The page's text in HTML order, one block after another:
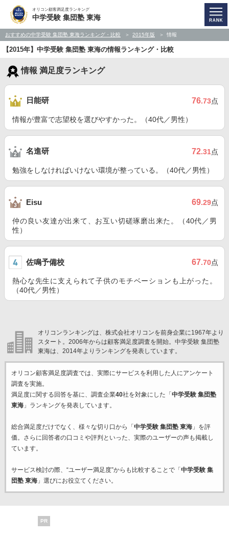
オリコン顧客満足度ランキング
中学受験 集団塾 東海
おすすめの中学受験 集団塾 東海ランキング・比較 2015年版 情報
【2015年】中学受験 集団塾 東海の情報ランキング・比較
情報 満足度ランキング
日能研 76.73点
情報が豊富で志望校を選びやすかった。（40代／男性）
名進研 72.31点
勉強をしなければいけない環境が整っている。（40代／男性）
Eisu 69.29点
仲の良い友達が出来て、お互い切磋琢磨出来た。（40代／男
性）
佐鳴予備校 67.70点
熱心な先生に支えられて子供のモチベーションも上がった。
（40代／男性）
オリコンランキングは、株式会社オリコンを前身企業に1967年より
スタート。2006年からは顧客満足度調査を開始。中学受験 集団塾
東海は、2014年よりランキングを発表しています。
オリコン顧客満足度調査では、実際にサービスを利用した 人にアンケート
調査を実施。
満足度に関する回答を基に、調査企業40社を対象にした「 中学受験 集団塾
東海」ランキングを発表しています。
総合満足度だけでなく、様々な切り口から「 中学受験 集団塾 東海」を評
価。さらに回答者の口コミや評判といった、実際のユーザーの声も掲載し
ています。
サービス検討の際、“ユーザー満足度”からも比較することで「 中学受験 集
団塾 東海」選びにお役立てください。
PR